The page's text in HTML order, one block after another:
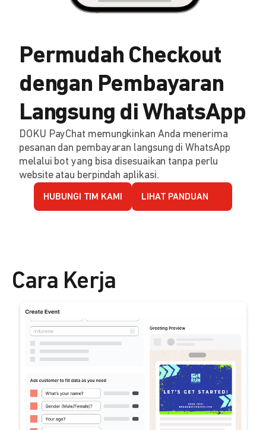
Permudah Checkout
dengan Pembayaran
Langsung di WhatsApp
DOKU PayChat memungkinkan Anda menerima
pesanan dan pembayaran langsung di WhatsApp
melalui bot yang bisa disesuaikan tanpa perlu
website atau berpindah aplikasi.
HUBUNGI TIM KAMI LIHAT PANDUAN
Cara Kerja